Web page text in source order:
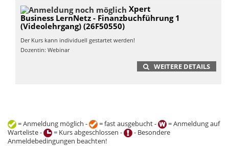
Xpert
Business LernNetz - Finanzbuchführung 1
(Videolehrgang) (26F50550)
Der Kurs kann individuell gestartet werden!
Dozentin: Webinar
WEITERE DETAILS
= Anmeldung möglich - = fast ausgebucht -
= Anmeldung auf
Warteliste -
= Kurs abgeschlossen -
- Besondere
Anmeldebedingungen beachten!